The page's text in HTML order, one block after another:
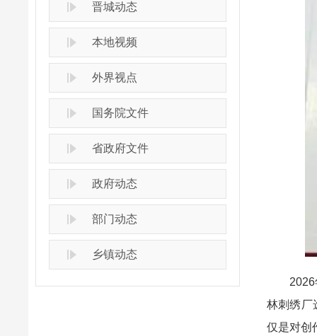
晋城动态
本地视频
外界视点
国务院文件
省政府文件
政府动态
部门动态
乡镇动态
2026年
林刺绣厂
仅是对创